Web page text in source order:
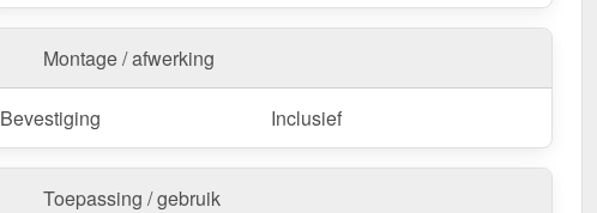
Montage / afwerking
Bevestiging Inclusief
Toepassing / gebruik